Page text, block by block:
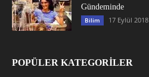
Gündeminde
Bilim 17 Eylül 2018
POPÜLER KATEGORİLER